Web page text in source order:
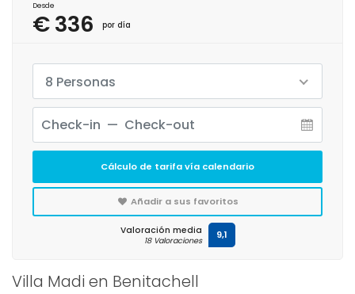
Villa Madi en Benitachell
Desde
€ 336 por día
8 Personas
Cálculo de tarifa vía calendario
Añadir a sus favoritos
Valoración media
18 Valoraciones 9,1